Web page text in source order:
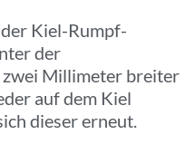
Kiel-Rumpf-
der
zwei Millimeter breiter
auf dem Kiel
dieser erneut.